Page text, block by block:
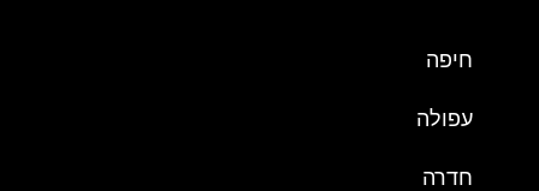
חיפה
עפולה
חדרה